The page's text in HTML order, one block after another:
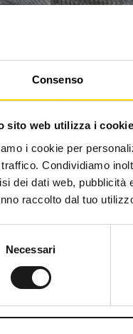
Consenso
sito web utilizza i cookie
i cookie per
Condividiamo
dei dati web, pubblicità
raccolto dal tuo
Necessari